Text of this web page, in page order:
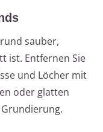
sauber,
ist. Entfernen Sie
und Löcher mit
oder glatten